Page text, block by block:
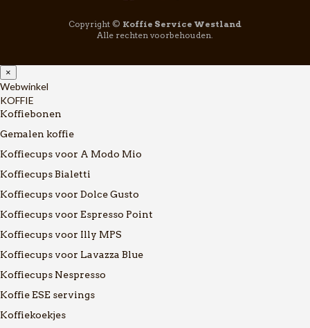
Copyright © Koffie Service Westland
Alle rechten voorbehouden.
×
Webwinkel
KOFFIE
Koffiebonen
Gemalen koffie
Koffiecups voor A Modo Mio
Koffiecups Bialetti
Koffiecups voor Dolce Gusto
Koffiecups voor Espresso Point
Koffiecups voor Illy MPS
Koffiecups voor Lavazza Blue
Koffiecups Nespresso
Koffie ESE servings
Koffiekoekjes